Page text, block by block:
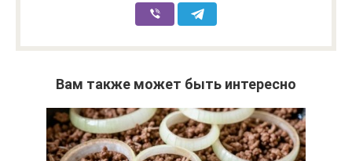
Вам также может быть интересно